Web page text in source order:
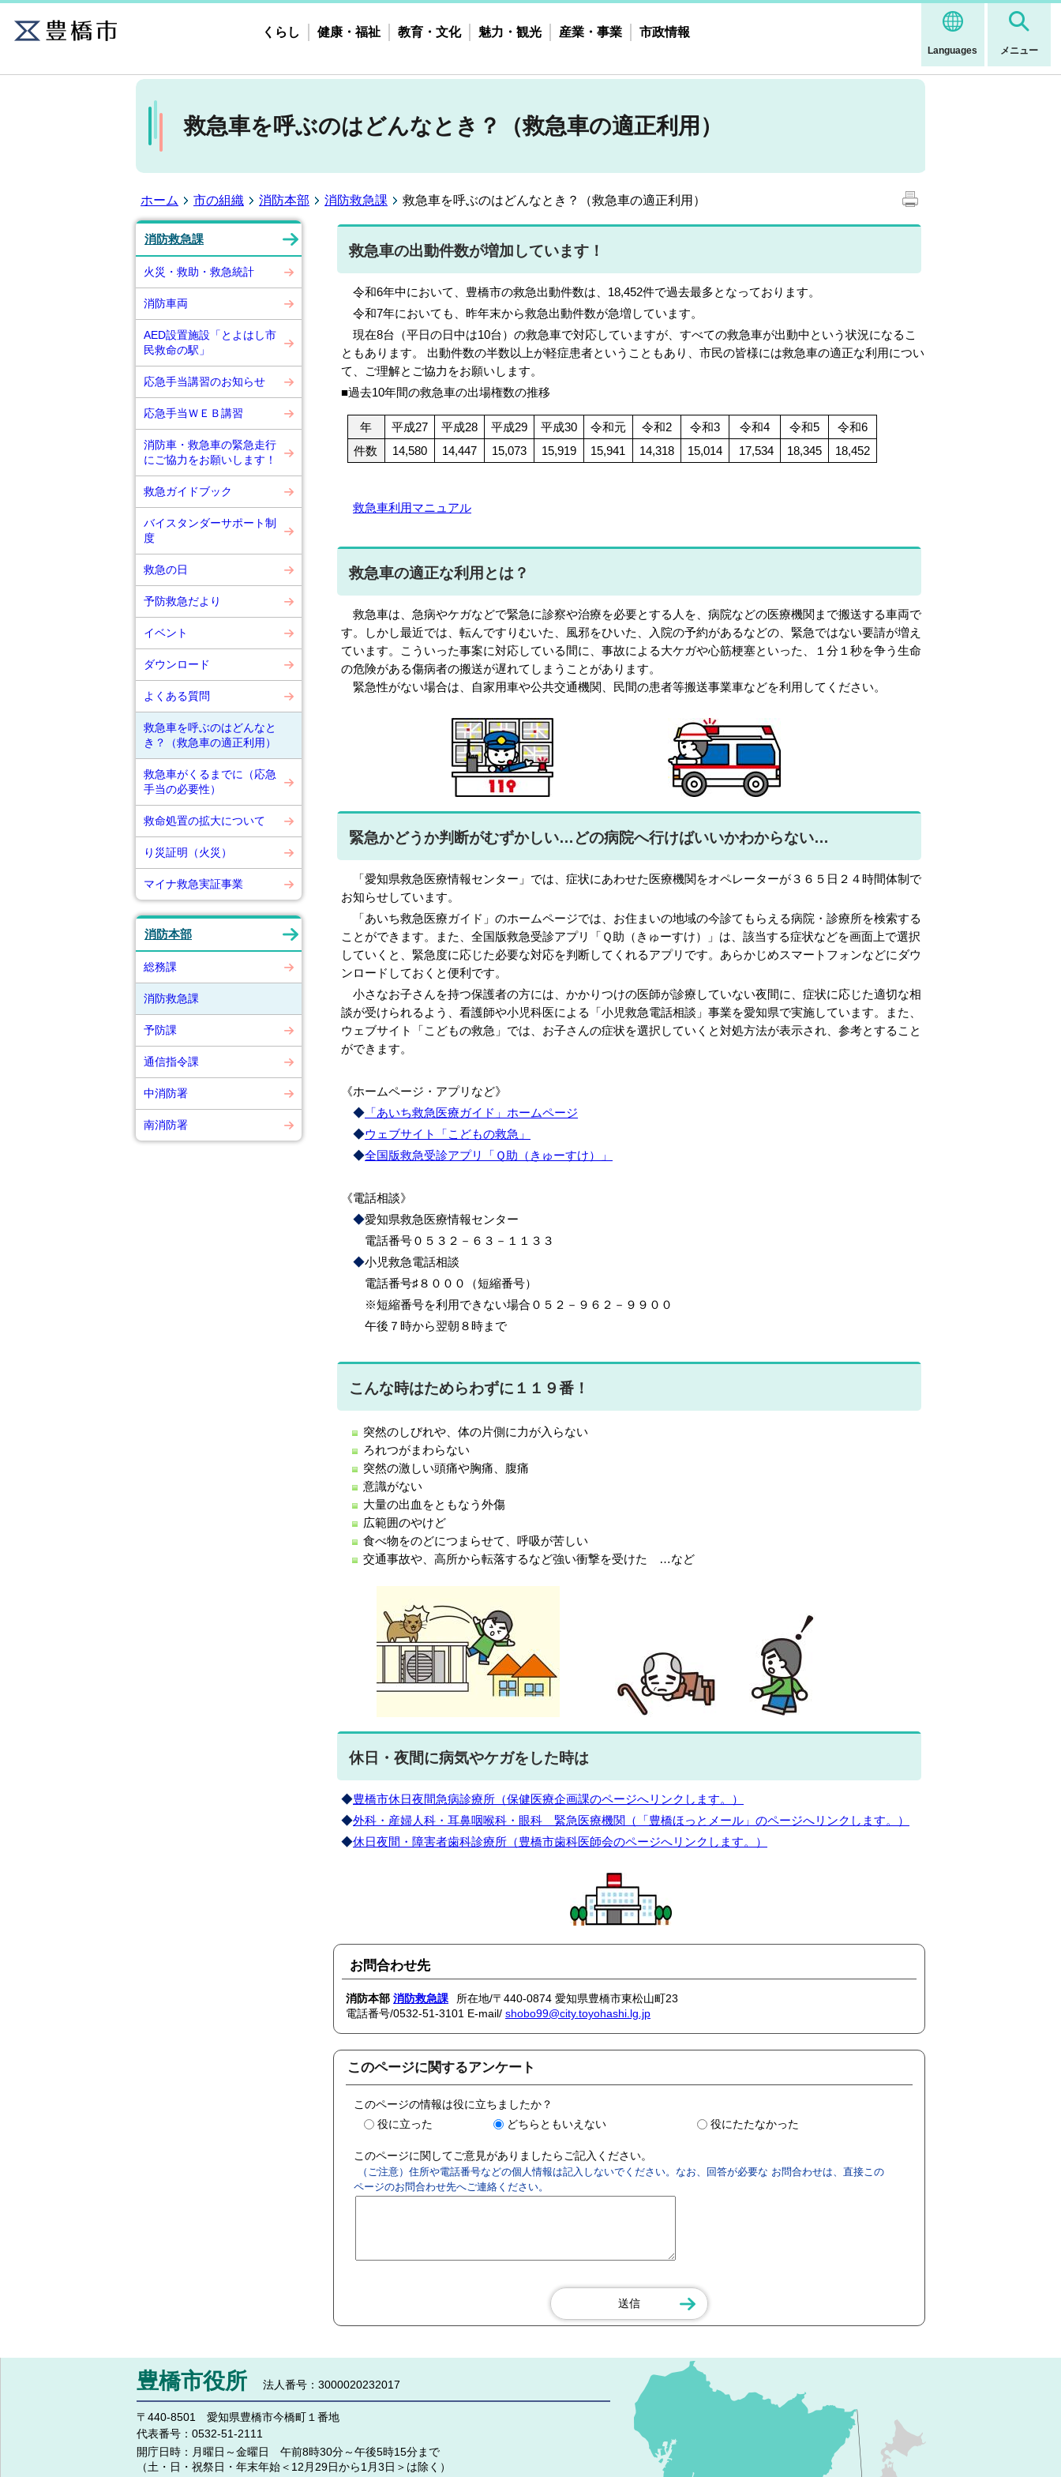
Languages メニュー
くらし 健康・福祉 教育・文化 魅力・観光 産業・事業 市政情報
救急車を呼ぶのはどんなとき？（救急車の適正利用）
ホーム 市の組織 消防本部 消防救急課 救急車を呼ぶのはどんなとき？（救急車の適正利用）
消防救急課
火災・救助・救急統計
消防車両
AED設置施設「とよはし市
民救命の駅」
応急手当講習のお知らせ
応急手当ＷＥＢ講習
消防車・救急車の緊急走行
にご協力をお願いします！
救急ガイドブック
バイスタンダーサポート制
度
救急の日
予防救急だより
イベント
ダウンロード
よくある質問
救急車を呼ぶのはどんなと
き？（救急車の適正利用）
救急車がくるまでに（応急
手当の必要性）
救命処置の拡大について
り災証明（火災）
マイナ救急実証事業
消防本部
総務課
消防救急課
予防課
通信指令課
中消防署
南消防署
救急車の出動件数が増加しています！
令和6年中において、豊橋市の救急出動件数は、18,452件で過去最多となっております。
令和7年においても、昨年末から救急出動件数が急増しています。
現在8台（平日の日中は10台）の救急車で対応していますが、すべての救急車が出動中という状況になるこ
ともあります。 出動件数の半数以上が軽症患者ということもあり、市民の皆様には救急車の適正な利用につい
て、ご理解とご協力をお願いします。
■過去10年間の救急車の出場権数の推移
年 平成27 平成28 平成29 平成30 令和元 令和2 令和3 令和4 令和5
令和6
件数
14,580 14,447 15,073 15,919 15,941 14,318 15,014 17,534 18,345 18,452
救急車利用マニュアル
救急車の適正な利用とは？
救急車は、急病やケガなどで緊急に診察や治療を必要とする人を、病院などの医療機関まで搬送する車両で
す。しかし最近では、転んですりむいた、風邪をひいた、入院の予約があるなどの、緊急ではない要請が増え
ています。こういった事案に対応している間に、事故による大ケガや心筋梗塞といった、１分１秒を争う生命
の危険がある傷病者の搬送が遅れてしまうことがあります。
緊急性がない場合は、自家用車や公共交通機関、民間の患者等搬送事業車などを利用してください。
緊急かどうか判断がむずかしい…どの病院へ行けばいいかわからない…
「愛知県救急医療情報センター」では、症状にあわせた医療機関をオペレーターが３６５日２４時間体制で
お知らせしています。
「あいち救急医療ガイド」のホームページでは、お住まいの地域の今診てもらえる病院・診療所を検索する
ことができます。また、全国版救急受診アプリ「Ｑ助（きゅーすけ）」は、該当する症状などを画面上で選択
していくと、緊急度に応じた必要な対応を判断してくれるアプリです。あらかじめスマートフォンなどにダウ
ンロードしておくと便利です。
小さなお子さんを持つ保護者の方には、かかりつけの医師が診療していない夜間に、症状に応じた適切な相
談が受けられるよう、看護師や小児科医による「小児救急電話相談」事業を愛知県で実施しています。また、
ウェブサイト「こどもの救急」では、お子さんの症状を選択していくと対処方法が表示され、参考とすること
ができます。
《ホームページ・アプリなど》
◆ 「あいち救急医療ガイド」ホームページ
◆ウェブサイト「こどもの救急」
◆全国版救急受診アプリ「Ｑ助（きゅーすけ）」
《電話相談》
◆愛知県救急医療情報センター
電話番号０５３２－６３－１１３３
◆小児救急電話相談
電話番号♯８０００（短縮番号）
※短縮番号を利用できない場合０５２－９６２－９９００
午後７時から翌朝８時まで
こんな時はためらわずに１１９番！
突然のしびれや、体の片側に力が入らない
ろれつがまわらない
突然の激しい頭痛や胸痛、腹痛
意識がない
大量の出血をともなう外傷
広範囲のやけど
食べ物をのどにつまらせて、呼吸が苦しい
交通事故や、高所から転落するなど強い衝撃を受けた …など
休日・夜間に病気やケガをした時は
◆豊橋市休日夜間急病診療所（保健医療企画課のページへリンクします。）
◆外科・産婦人科・耳鼻咽喉科・眼科 緊急医療機関（「豊橋ほっとメール」のページへリンクします。）
◆休日夜間・障害者歯科診療所（豊橋市歯科医師会のページへリンクします。）
お問合わせ先
消防本部 消防救急課
所在地/〒440-0874 愛知県豊橋市東松山町23
電話番号/0532-51-3101 E-mail/ shobo99@city.toyohashi.lg.jp
このページに関するアンケート
このページの情報は役に立ちましたか？
役に立った
どちらともいえない 役にたたなかった
このページに関してご意見がありましたらご記入ください。
（ご注意）住所や電話番号などの個人情報は記入しないでください。なお、回答が必要な お問合わせは、直接この
ページのお問合わせ先へご連絡ください。
豊橋市役所 法人番号：3000020232017
〒440-8501 愛知県豊橋市今橋町１番地
代表番号： 0532-51-2111
開庁日時： 月曜日～金曜日 午前8時30分～午後5時15分まで
（土・日・祝祭日・年末年始＜12月29日から1月3日＞は除く）